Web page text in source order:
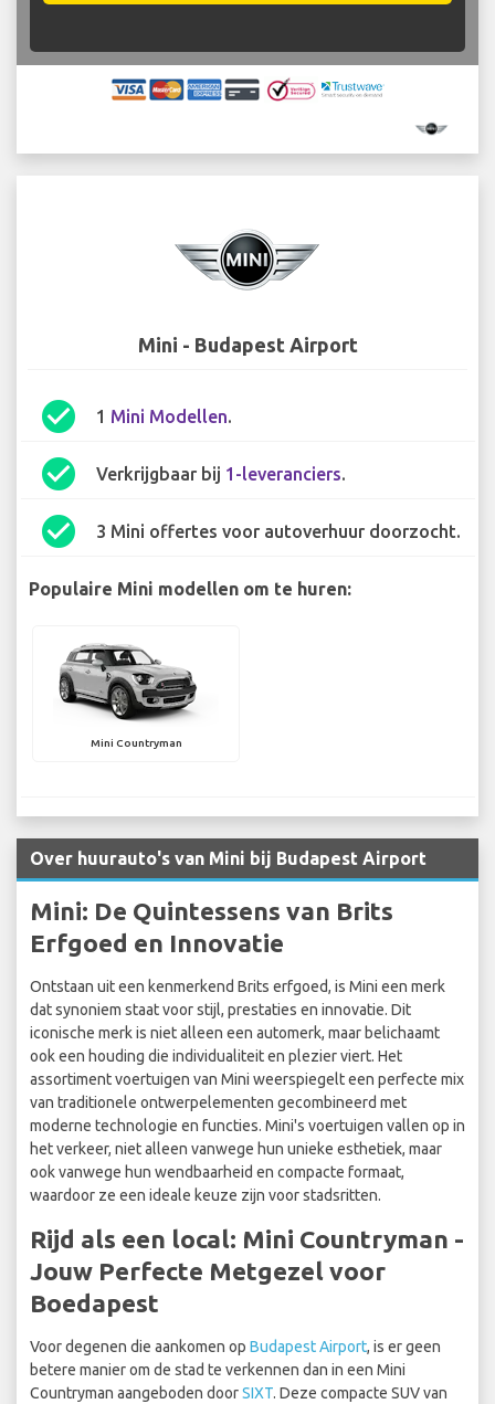
Mini - Budapest Airport
check_circle 1 Mini Modellen.
check_circle Verkrijgbaar bij 1-leveranciers.
check_circle 3 Mini offertes voor autoverhuur doorzocht.
Populaire Mini modellen om te huren:
Mini Countryman
Over huurauto's van Mini bij Budapest Airport
Mini: De Quintessens van Brits
Erfgoed en Innovatie
Ontstaan uit een kenmerkend Brits erfgoed, is Mini een merk
dat synoniem staat voor stijl, prestaties en innovatie. Dit
iconische merk is niet alleen een automerk, maar belichaamt
ook een houding die individualiteit en plezier viert. Het
assortiment voertuigen van Mini weerspiegelt een perfecte mix
van traditionele ontwerpelementen gecombineerd met
moderne technologie en functies. Mini's voertuigen vallen op in
het verkeer, niet alleen vanwege hun unieke esthetiek, maar
ook vanwege hun wendbaarheid en compacte formaat,
waardoor ze een ideale keuze zijn voor stadsritten.
Rijd als een local: Mini Countryman -
Jouw Perfecte Metgezel voor
Boedapest
Voor degenen die aankomen op Budapest Airport, is er geen
betere manier om de stad te verkennen dan in een Mini
Countryman aangeboden doorSIXT. Deze compacte SUV van